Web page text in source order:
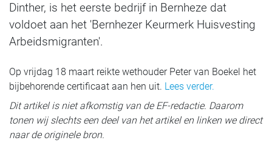
Dinther, is het eerste bedrijf in Bernheze dat
voldoet aan het 'Bernhezer Keurmerk Huisvesting
Arbeidsmigranten'.
Op vrijdag 18 maart reikte wethouder Peter van Boekel het
bijbehorende certificaat aan hen uit. Lees verder.
Dit artikel is niet afkomstig van de EF-redactie. Daarom
tonen wij slechts een deel van het artikel en linken we direct
naar de originele bron.